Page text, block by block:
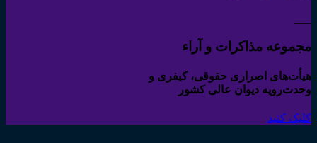
مجموعه مذاکرات و آراء
هیأت‌های اصراری حقوقی، کیفری و
وحدت‌رویه دیوان عالی کشور
کلیک کنید